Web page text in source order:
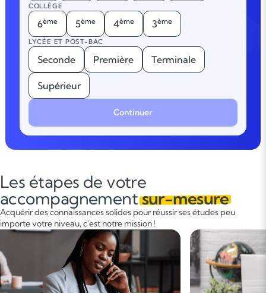
COLLÈGE
6ème 5ème 4ème 3ème
LYCÉE ET POST-BAC
Seconde Première Terminale
Supérieur
Continuer
Les étapes de votre
accompagnementsur-mesure
Acquérir des connaissances solides pour réussir ses études peu
importe votre niveau, c'est notre mission !